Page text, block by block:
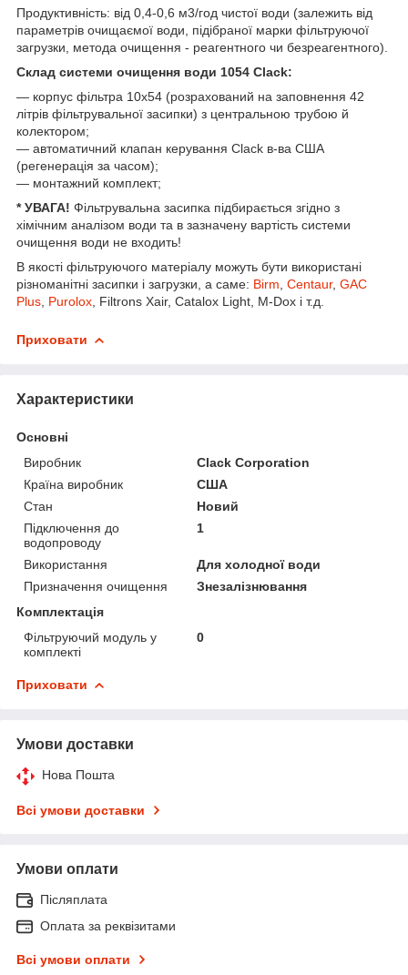
Продуктивність: від 0,4-0,6 м3/год чистої води (залежить від
параметрів очищаємої води, підібраної марки фільтруючої
загрузки, метода очищення - реагентного чи безреагентного).
Склад системи очищення води 1054 Clack:
— корпус фільтра 10х54 (розрахований на заповнення 42
літрів фільтрувальної засипки) з центральною трубою й
колектором;
— автоматичний клапан керування Clack в-ва США
(регенерація за часом);
— монтажний комплект;
* УВАГА! Фільтрувальна засипка підбирається згідно з
хімічним аналізом води та в зазначену вартість системи
очищення води не входить!
В якості фільтруючого матеріалу можуть бути використані
різноманітні засипки і загрузки, а саме: Birm Centaur, GAC
Plus Purolox , Filtrons Xair, Catalox Light, M-Dox і т.д.
Приховати
Характеристики
Основні
Виробник
Clack Corporation
Країна виробник
США
Стан
Новий
Підключення до
водопроводу
1
Використання
Для холодної води
Призначення очищення
Знезалізнювання
Комплектація
Фільтруючий модуль у
комплекті
0
Приховати
Умови доставки
Нова Пошта
Всі умови доставки
Умови оплати
Післяплата
Оплата за реквізитами
Всі умови оплати